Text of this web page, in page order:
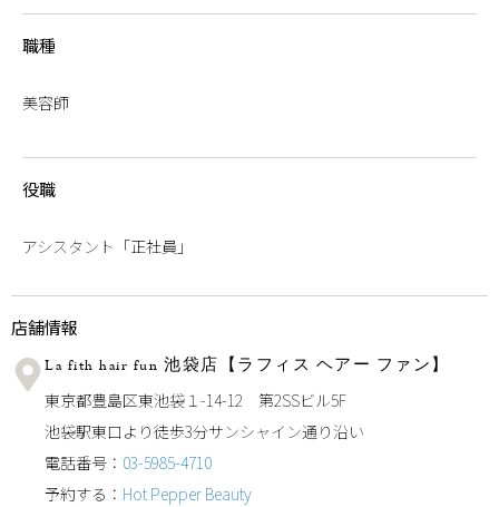
職種
美容師
役職
アシスタント「正社員」
店舗情報
La fith hair fun 池袋店【ラフィス ヘアー ファン】
東京都豊島区東池袋１-14-12 第2SSビル5F
池袋駅東口より徒歩3分サンシャイン通り沿い
電話番号： 03-5985-4710
予約する： Hot Pepper Beauty